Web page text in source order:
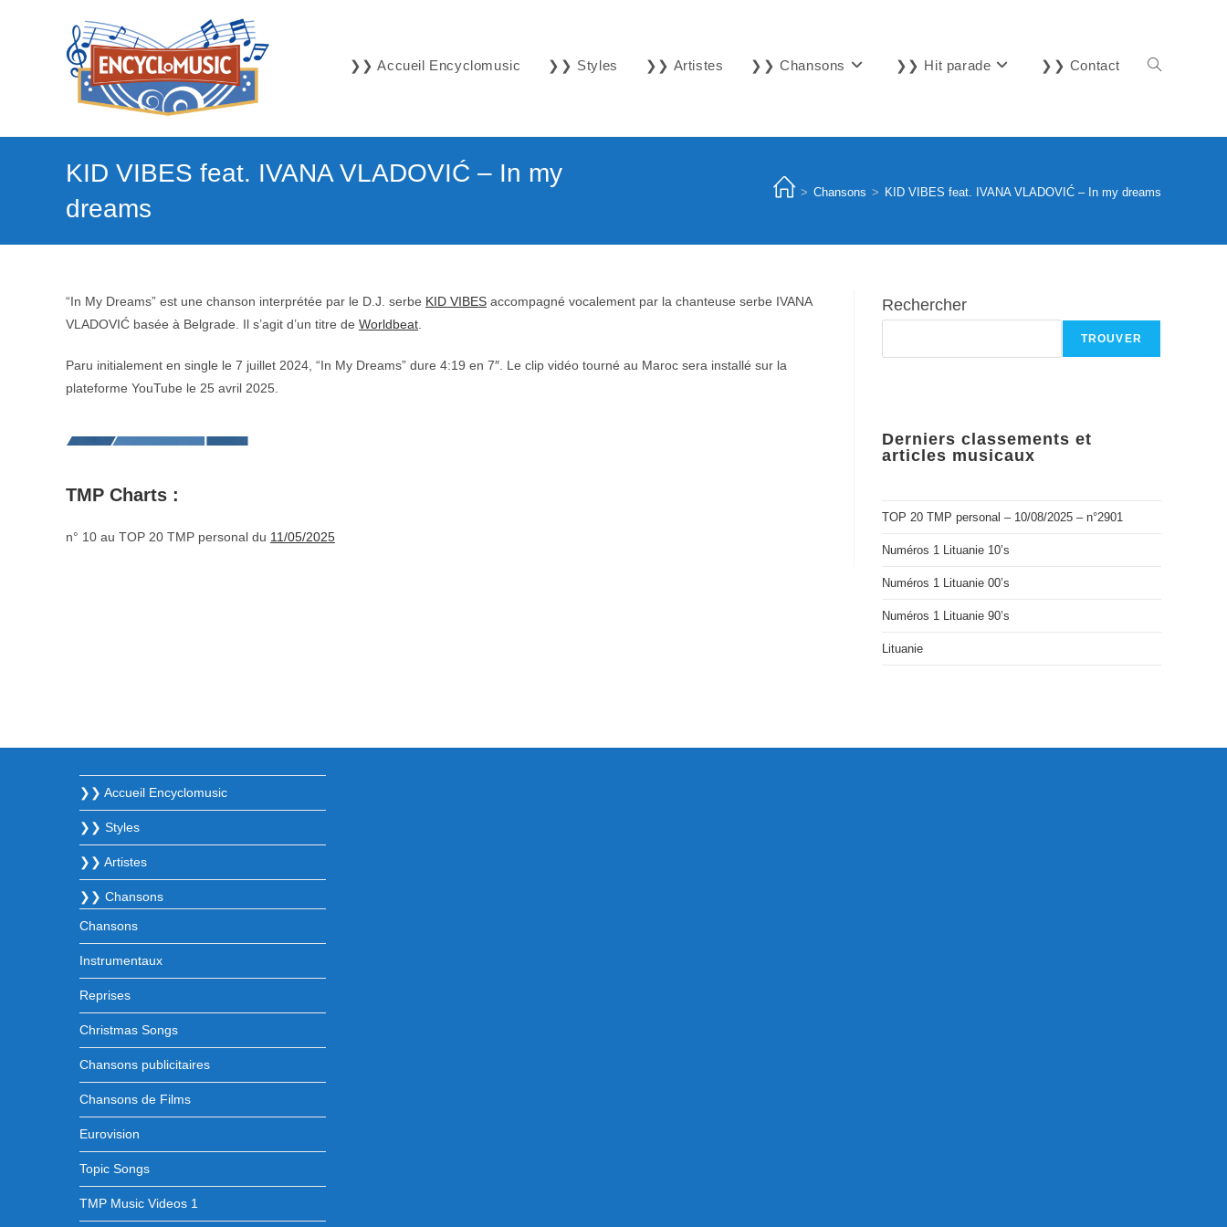
❯❯ Accueil Encyclomusic ❯❯ Styles ❯❯ Artistes ❯❯ Chansons ❯❯ Hit parade ❯❯ Contact Toggle
search
KID VIBES feat. IVANA VLADOVIĆ – In my
dreams
> Chansons > KID VIBES feat. IVANA VLADOVIĆ – In my dreams
“In My Dreams” est une chanson interprétée par le D.J. serbe KID VIBES accompagné vocalement par la chanteuse serbe IVANA
VLADOVIĆ basée à Belgrade. Il s’agit d’un titre de Worldbeat
Paru initialement en single le 7 juillet 2024, “In My Dreams” dure 4:19 en 7″. Le clip vidéo tourné au Maroc sera installé sur la
plateforme YouTube le 25 avril 2025.
TMP Charts :
n° 10 au TOP 20 TMP personal du 11/05/2025
Rechercher
TROUVER
Derniers classements et
articles musicaux
TOP 20 TMP personal – 10/08/2025 – n°2901
Numéros 1 Lituanie 10’s
Numéros 1 Lituanie 00’s
Numéros 1 Lituanie 90’s
Lituanie
❯❯ Accueil Encyclomusic
❯❯ Styles
❯❯ Artistes
❯❯ Chansons
Chansons
Instrumentaux
Reprises
Christmas Songs
Chansons publicitaires
Chansons de Films
Eurovision
Topic Songs
TMP Music Videos 1